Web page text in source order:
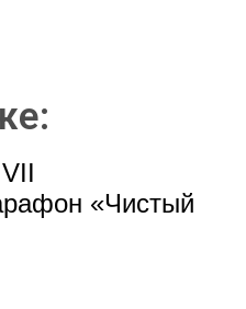
«Чистый